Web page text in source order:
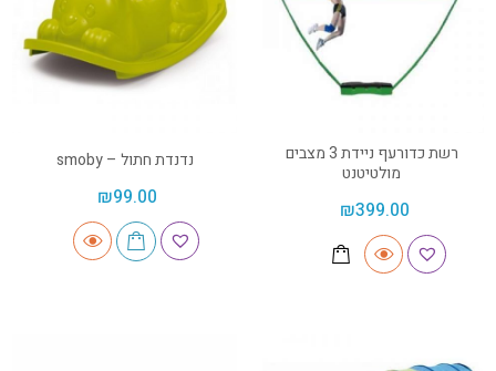
רשת כדורעף ניידת 3 מצבים
מולטיטנט
₪399.00
נדנדת חתול – smoby
₪99.00